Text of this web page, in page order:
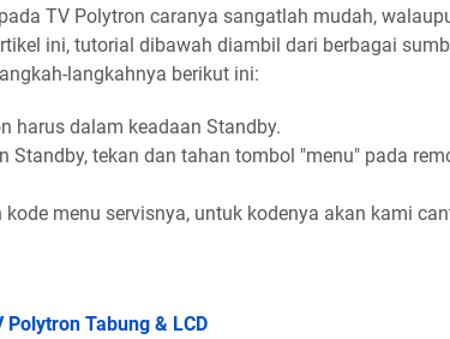
TV Polytron caranya sangatlah mudah,
ini, tutorial dibawah diambil dari berbagai
langkahnya berikut ini:
harus dalam keadaan Standby.
Standby, tekan dan tahan tombol "menu" pada
menu servisnya, untuk kodenya akan kami
Polytron Tabung & LCD